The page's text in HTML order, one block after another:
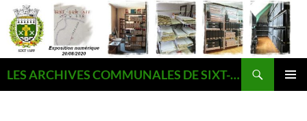
Aller
au
contenu
LES ARCHIVES COMMUNALES DE SIXT-SUR-AFF